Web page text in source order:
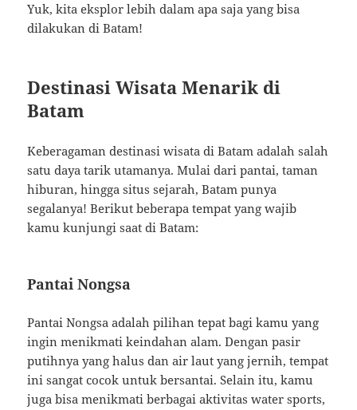
Yuk, kita eksplor lebih dalam apa saja yang bisa
dilakukan di Batam!
Destinasi Wisata Menarik di
Batam
Keberagaman destinasi wisata di Batam adalah salah
satu daya tarik utamanya. Mulai dari pantai, taman
hiburan, hingga situs sejarah, Batam punya
segalanya! Berikut beberapa tempat yang wajib
kamu kunjungi saat di Batam:
Pantai Nongsa
Pantai Nongsa adalah pilihan tepat bagi kamu yang
ingin menikmati keindahan alam. Dengan pasir
putihnya yang halus dan air laut yang jernih, tempat
ini sangat cocok untuk bersantai. Selain itu, kamu
juga bisa menikmati berbagai aktivitas water sports,